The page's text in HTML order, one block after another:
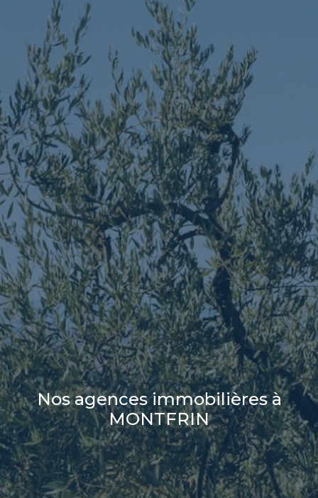
Nos agences immobilières à
MONTFRIN